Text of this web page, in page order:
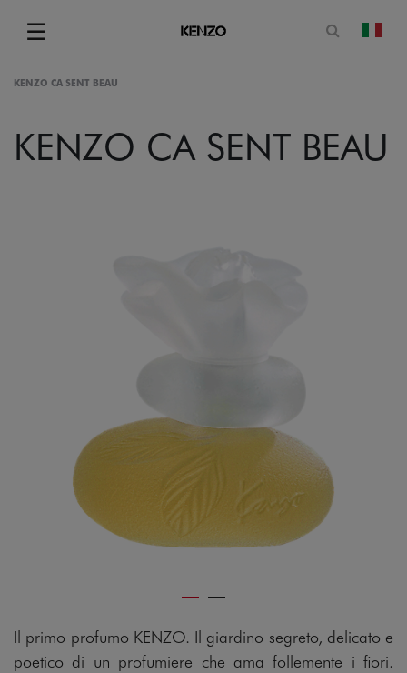
☰
Menu
Apri il
KENZO CA SENT BEAU
KENZO CA SENT BEAU
Il primo profumo KENZO. Il giardino segreto, delicato e
poetico di un profumiere che ama follemente i fiori.